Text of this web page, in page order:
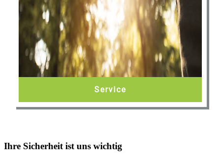
Service
Ihre Sicherheit ist uns wichtig